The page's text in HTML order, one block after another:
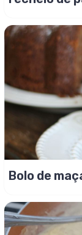
Bolo de maça